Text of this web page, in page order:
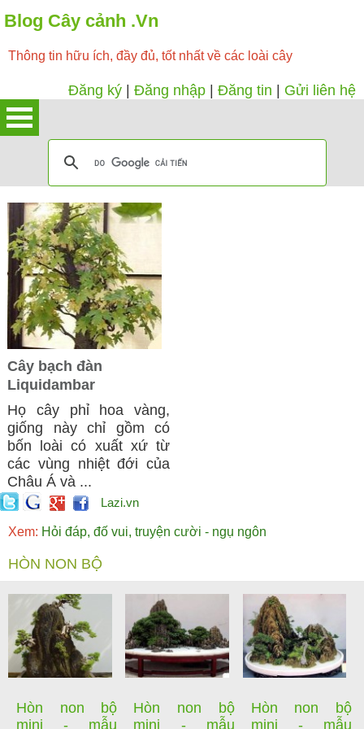
Blog Cây cảnh .Vn
Thông tin hữu ích, đầy đủ, tốt nhất về các loài cây
Đăng ký Đăng nhập Đăng tin Gửi liên hệ
Cây bạch đàn
Liquidambar
Họ cây phỉ hoa vàng,
giống này chỉ gồm có
bốn loài có xuất xứ từ
các vùng nhiệt đới của
Châu Á và ...
Lazi.vn
Xem: Hỏi đáp, đố vui, truyện cười - ngụ ngôn
HÒN NON BỘ
Hòn non bộ
mini - mẫu
Hòn non bộ
mini - mẫu
Hòn non bộ
mini - mẫu